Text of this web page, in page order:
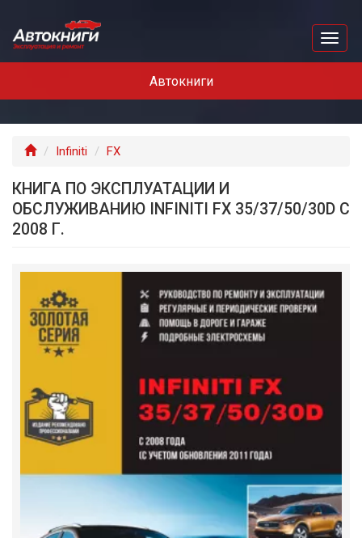
Автокниги
Главная
Infiniti FX
КНИГА ПО ЭКСПЛУАТАЦИИ И
ОБСЛУЖИВАНИЮ INFINITI FX 35/37/50/30D С
2008 Г.